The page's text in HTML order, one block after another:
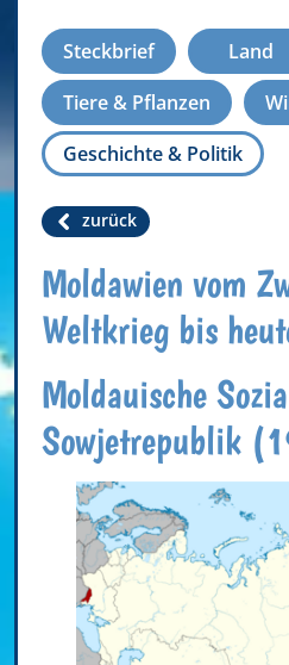
Steckbrief Land
Tiere & Pflanzen
Geschichte & Politik
zurück
Moldawien vom
Weltkrieg bis
Moldauische
Sowjetrepublik